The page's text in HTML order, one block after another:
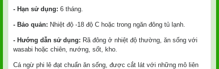
- Hạn sử dụng: 6 tháng.
- Bảo quản: Nhiệt độ -18 độ C hoặc trong ngăn đông tủ lạnh.
- Hướng dẫn sử dụng: Rã đông ở nhiệt độ thường, ăn sống với
wasabi hoặc chiên, nướng, sốt, kho.
Cá ngừ phi lê đạt chuẩn ăn sống, được cắt lát với những mô liên